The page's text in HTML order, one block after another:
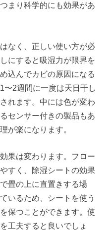
まり科学的にも効果があ
なく、正しい使い方が必
にすると吸湿力が限界を
込んでカビの原因になる
〜2週間に一度は天日干し
れます。中には色が変わ
センサー付きの製品もあ
が楽になります。
果は変わります。フロー
すく、除湿シートの効果
畳の上に直置きする場
いるため、シートを使う
保つことができます。使
工夫すると良いでしょ